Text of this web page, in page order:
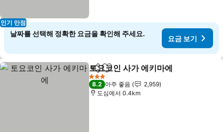
인기 만점
날짜를 선택해 정확한 요금을 확인해 주세요.
요금 보기
공유 즐겨찾기에 추가
토요코인 사가 에키마에
3 성급
8.2 아주 좋음
2,959
도심에서 0.4km